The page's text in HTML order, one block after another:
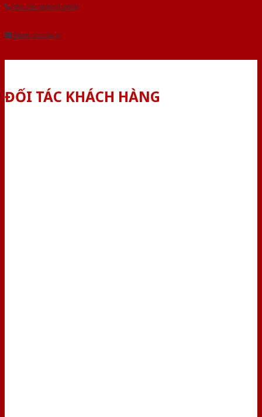
Yêu cầu gọi lại (3 phút)
Dành cho đại lý
ĐỐI TÁC KHÁCH HÀNG